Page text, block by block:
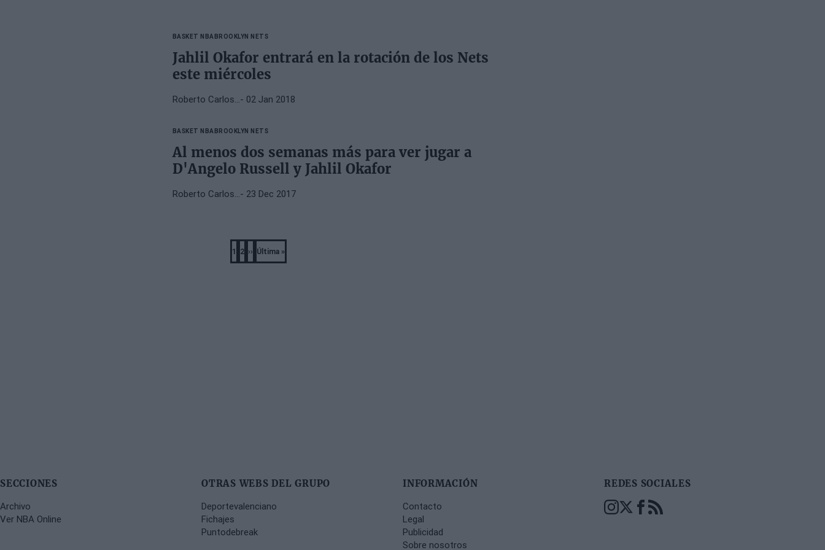
BASKET NBA BROOKLYN NETS
Jahlil Okafor entrará en la rotación de los Nets
este miércoles
Roberto Carlos…- 02 Jan 2018
BASKET NBA BROOKLYN NETS
Al menos dos semanas más para ver jugar a
D'Angelo Russell y Jahlil Okafor
Roberto Carlos…- 23 Dec 2017
Página
1
Página
2
Next
››
Last
Última »
SECCIONES
Archivo
Ver NBA Online
OTRAS WEBS DEL GRUPO
Deportevalenciano
Fichajes
Puntodebreak
INFORMACIÓN
Contacto
Legal
Publicidad
Sobre nosotros
REDES SOCIALES